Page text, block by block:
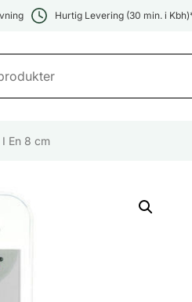
Hurtig Levering (30 min. i
En 8 cm